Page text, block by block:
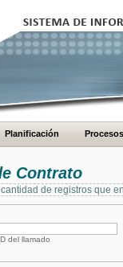
Planificación Procesos
Contrato
de registros que
del llamado